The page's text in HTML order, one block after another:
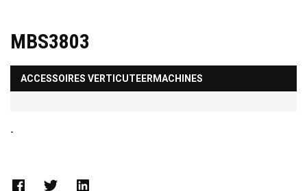
MBS3803
ACCESSOIRES VERTICUTEERMACHINES
-